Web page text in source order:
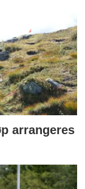
arrangeres